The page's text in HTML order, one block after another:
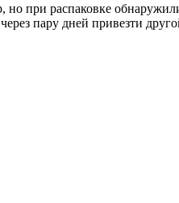
но при распаковке
пару дней привезти